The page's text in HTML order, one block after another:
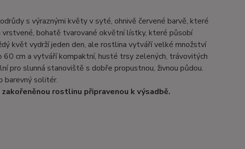
s výraznými květy v syté, ohnivě červené barvě, které
bohatě tvarované okvětní lístky, které působí
květ vydrží jeden den, ale rostlina vytváří velké množství
cm a vytváří kompaktní, husté trsy zelených, trávovitých
pro slunná stanoviště s dobře propustnou, živnou půdou.
barevný solitér.
rostlinu připravenou k výsadbě.